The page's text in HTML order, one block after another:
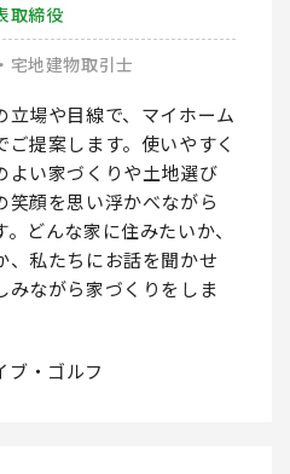
取締役
宅地建物取引士
立場や目線で、マイホーム
提案します。使いやすく
よい家づくりや土地選び
笑顔を思い浮かべながら
どんな家に住みたいか、
、私たちにお話を聞かせ
みながら家づくりをしま
ブ・ゴルフ